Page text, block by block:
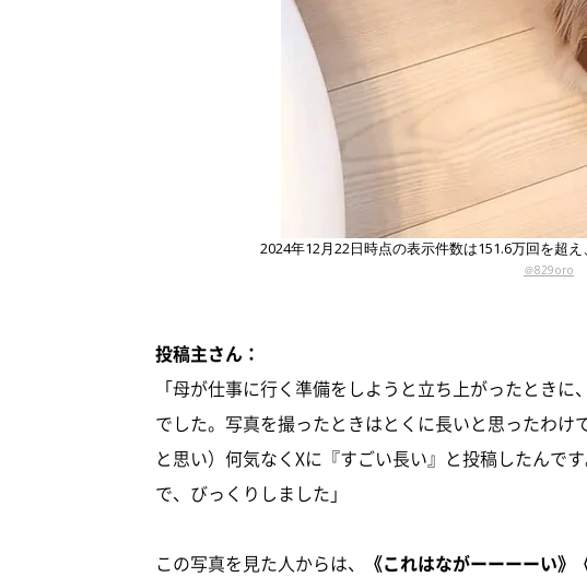
2024年12月22日時点の表示件数は151.6万回を超
＠829oro
投稿主さん：
「母が仕事に行く準備をしようと立ち上がったとき
でした。写真を撮ったときはとくに長いと思ったわ
と思い）何気なくXに『すごい長い』と投稿したんで
で、びっくりしました」
この写真を見た人からは、
《これはながーーーーい